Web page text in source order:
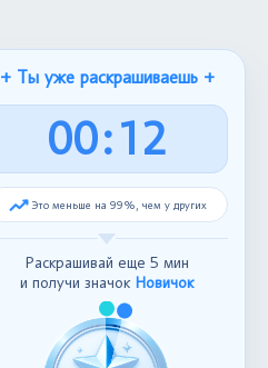
+ Ты уже раскрашиваешь +
00:13
Это меньше на 99%, чем у других
Раскрашивай еще 5 мин
и получи значок Новичок